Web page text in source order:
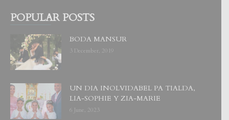
POPULAR POSTS
BODA MANSUR
3 December, 2019
UN DIA INOLVIDABEL PA TIALDA,
LIA-SOPHIE Y ZIA-MARIE
6 June, 2023